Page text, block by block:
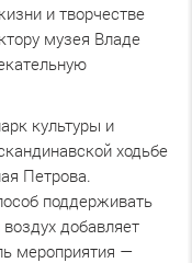
и творчестве
музея Владе
культуры и
ходьбе
Петрова.
поддерживать
добавляет
мероприятия —